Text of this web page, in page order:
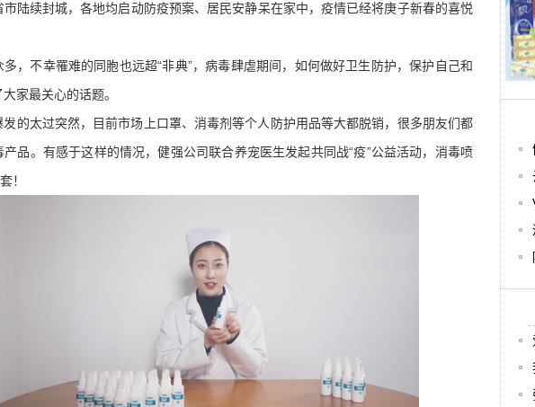
陆续封城，各地均启动防疫预案、居民安静呆在家中，疫情已经将庚子新春的喜悦
多，不幸罹难的同胞也远超“非典”，病毒肆虐期间，如何做好卫生防护，保护自己和
家最关心的话题。
发的太过突然，目前市场上口罩、消毒剂等个人防护用品等大都脱销，很多朋友们都
品。有感于这样的情况，健强公司联合养宠医生发起共同战“疫”公益活动，消毒喷
！